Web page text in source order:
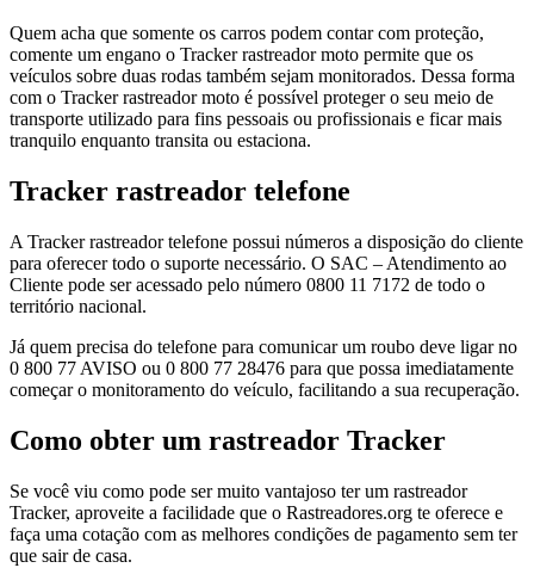
Quem acha que somente os carros podem contar com proteção,
comente um engano o Tracker rastreador moto permite que os
veículos sobre duas rodas também sejam monitorados. Dessa forma
com o Tracker rastreador moto é possível proteger o seu meio de
transporte utilizado para fins pessoais ou profissionais e ficar mais
tranquilo enquanto transita ou estaciona.
Tracker rastreador telefone
A Tracker rastreador telefone possui números a disposição do cliente
para oferecer todo o suporte necessário. O SAC – Atendimento ao
Cliente pode ser acessado pelo número 0800 11 7172 de todo o
território nacional.
Já quem precisa do telefone para comunicar um roubo deve ligar no
0 800 77 AVISO ou 0 800 77 28476 para que possa imediatamente
começar o monitoramento do veículo, facilitando a sua recuperação.
Como obter um rastreador Tracker
Se você viu como pode ser muito vantajoso ter um rastreador
Tracker, aproveite a facilidade que o Rastreadores.org te oferece e
faça uma cotação com as melhores condições de pagamento sem ter
que sair de casa.